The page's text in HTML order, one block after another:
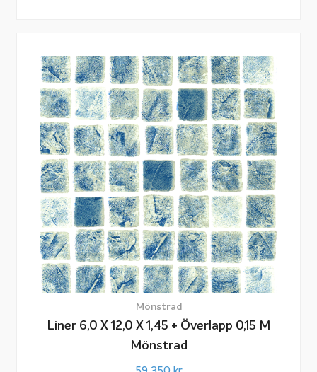
Mönstrad
Liner 6,0 X 12,0 X 1,45 + Överlapp 0,15 M
Mönstrad